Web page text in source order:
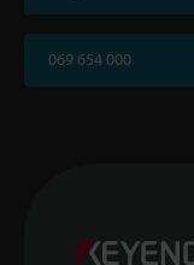
069 654 000